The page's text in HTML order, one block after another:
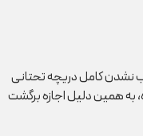
نشدن کامل دریچه تحتانی
به همین دلیل اجازه برگشت